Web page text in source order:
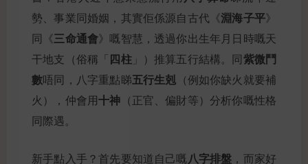
勢、事業同婚姻，其實佢係源自古代《淵海子平》
同《三命通會》嘅智慧，透過你出生年月日時嘅天
干地支（俗稱「四柱」）推算五行結構。同紫微鬥
數唔同，八字重點睇五行生剋 （例如你缺火就要補
火），仲會用十神 （正官、偏財等）分析你嘅性格
同際遇。
新手點入手？首先要知道自己嘅八字排盤 ，而家好